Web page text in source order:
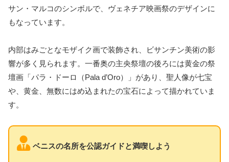
サン・マルコのシンボルで、ヴェネチア映画祭のデザインに
もなっています。
内部はみごとなモザイク画で装飾され、ビサンチン美術の影
響が多く見られます。一番奥の主央祭壇の後ろには黄金の祭
壇画「パラ・ドーロ（Pala d’Oro）」があり、聖人像が七宝
や、黄金、無数にはめ込まれたの宝石によって描かれていま
す。
ベニスの名所を公認ガイドと満喫しよう